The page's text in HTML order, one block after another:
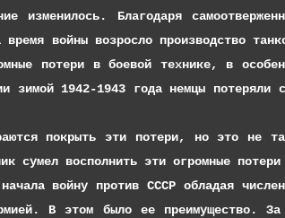
изменилось. Благодаря
время войны возросло производство
потери в боевой технике, в
зимой 1942-1943 года немцы
эти потери, но это не так
сумел восполнить эти огромные
войну против СССР обладая
В этом было ее преимущество.